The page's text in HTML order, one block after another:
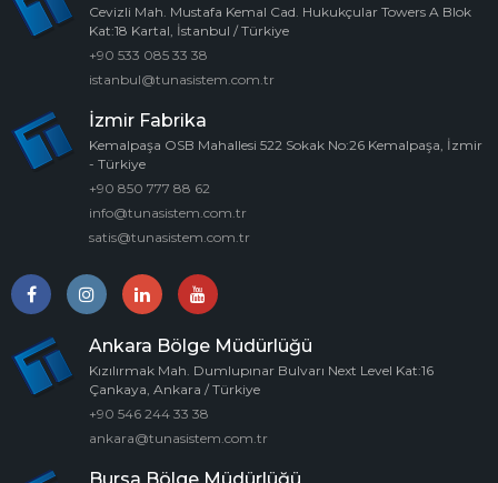
Cevizli Mah. Mustafa Kemal Cad. Hukukçular Towers A Blok
Kat:18 Kartal, İstanbul / Türkiye
+90 533 085 33 38
istanbul@tunasistem.com.tr
İzmir Fabrika
Kemalpaşa OSB Mahallesi 522 Sokak No:26 Kemalpaşa, İzmir
- Türkiye
+90 850 777 88 62
info@tunasistem.com.tr
satis@tunasistem.com.tr
Ankara Bölge Müdürlüğü
Kızılırmak Mah. Dumlupınar Bulvarı Next Level Kat:16
Çankaya, Ankara / Türkiye
+90 546 244 33 38
ankara@tunasistem.com.tr